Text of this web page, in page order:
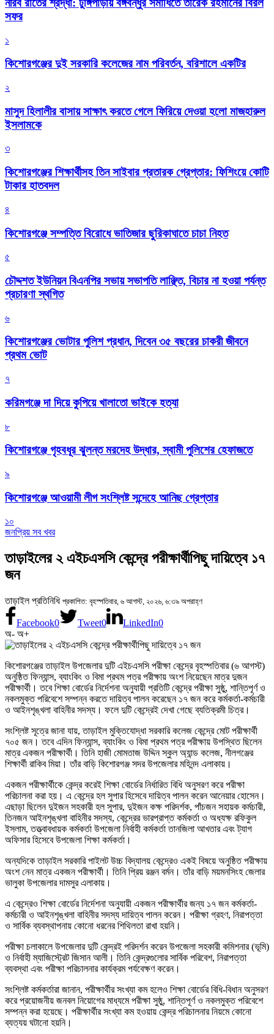
নীরব রাতের শ্রদ্ধা: টুঙ্গিপাড়ায় বঙ্গবন্ধুর সমাধিতে তারেক রহমানের বিরল
সফর
১
কিশোরগঞ্জের দুই সরকারি কলেজের নাম পরিবর্তন, বরিশালে একটির
২
মাসুদ হিলালীর বাসায় সাক্ষাৎ করতে গেলে ফিরিয়ে দেওয়া হলো মাজহারুল
ইসলামকে
৩
কিশোরগঞ্জের শিক্ষার্থীসহ তিন সাইবার প্রতারক গ্রেপ্তার: ফিশিংয়ে কোটি
টাকার হাতবদল
৪
কিশোরগঞ্জে সম্পত্তি বিরোধে ভাতিজার ছুরিকাঘাতে চাচা নিহত
৫
চৌদ্দশত ইউনিয়ন বিএনপির সভায় সভাপতি লাঞ্ছিত, বিচার না হওয়া পর্যন্ত
প্রচারণা স্থগিত
৬
কিশোরগঞ্জের ভোটার পুলিশ প্রধান, দিবেন ৩৫ বছরের চাকরী জীবনে
প্রথম ভোট
৭
করিমগঞ্জে দা দিয়ে কুপিয়ে খালাতো ভাইকে হত্যা
৮
কিশোরগঞ্জে গৃহবধূর ঝুলন্ত মরদেহ উদ্ধার, স্বামী পুলিশের হেফাজতে
৯
কিশোরগঞ্জে আওয়ামী লীগ সংশ্লিষ্ট সন্দেহে আনিছ গ্রেপ্তার
১০
জনপ্রিয় সব খবর
তাড়াইলের ২ এইচএসসি কেন্দ্রে পরীক্ষার্থীপিছু দায়িত্বে ১৭
জন
তাড়াইল প্রতিনিধি প্রকাশিত: বৃহস্পতিবার, ৬ আগস্ট, ২০২৬, ৬:৩৯ অপরাহ্ণ
Facebook0 Tweet0 LinkedIn0
অ- অ+
কিশোরগঞ্জের তাড়াইল উপজেলার দুটি এইচএসসি পরীক্ষা কেন্দ্রে বৃহস্পতিবার (৬ আগস্ট)
অনুষ্ঠিত ফিন্যান্স, ব্যাংকিং ও বিমা প্রথম পত্র পরীক্ষায় অংশ নিয়েছেন মাত্র দুজন
পরীক্ষার্থী। তবে শিক্ষা বোর্ডের নির্দেশনা অনুযায়ী প্রতিটি কেন্দ্রে পরীক্ষা সুষ্ঠু, শান্তিপূর্ণ ও
নকলমুক্ত পরিবেশে সম্পন্ন করতে দায়িত্ব পালন করেছেন ১৭ জন করে কর্মকর্তা-কর্মচারী
ও আইনশৃঙ্খলা বাহিনীর সদস্য। ফলে দুটি কেন্দ্রেই দেখা গেছে ব্যতিক্রমী চিত্র।
সংশ্লিষ্ট সূত্রে জানা যায়, তাড়াইল মুক্তিযোদ্ধা সরকারি কলেজ কেন্দ্রে মোট পরীক্ষার্থী
৭০৫ জন। তবে এদিন ফিন্যান্স, ব্যাংকিং ও বিমা প্রথম পত্র পরীক্ষায় উপস্থিত ছিলেন
মাত্র একজন পরীক্ষার্থী। তিনি হাজী মোমতাজ উদ্দিন স্কুল অ্যান্ড কলেজ, নীলগঞ্জের
শিক্ষার্থী রাকিব মিয়া। তাঁর বাড়ি কিশোরগঞ্জ সদর উপজেলার মহিনন্দ এলাকায়।
একজন পরীক্ষার্থীকে কেন্দ্র করেই শিক্ষা বোর্ডের নির্ধারিত বিধি অনুসরণ করে পরীক্ষা
পরিচালনা করা হয়। এ কেন্দ্রে হল সুপার হিসেবে দায়িত্ব পালন করেন আনেয়ার হোসেন।
এছাড়া ছিলেন দুইজন সহকারী হল সুপার, দুইজন কক্ষ পরিদর্শক, পাঁচজন সহায়ক কর্মচারী,
তিনজন আইনশৃঙ্খলা বাহিনীর সদস্য, কেন্দ্রের ভারপ্রাপ্ত কর্মকর্তা ও অধ্যক্ষ রফিকুল
ইসলাম, তত্ত্বাবধায়ক কর্মকর্তা উপজেলা নির্বাহী কর্মকর্তা তানজিলা আখতার এবং ট্যাগ
অফিসার হিসেবে উপজেলা শিক্ষা কর্মকর্তা।
অন্যদিকে তাড়াইল সরকারি পাইলট উচ্চ বিদ্যালয় কেন্দ্রেও একই বিষয়ে অনুষ্ঠিত পরীক্ষায়
অংশ নেন মাত্র একজন পরীক্ষার্থী। তিনি প্রিয় রঞ্জন বর্মন। তাঁর বাড়ি ময়মনসিংহ জেলার
ভালুকা উপজেলার দামসুর এলাকায়।
এ কেন্দ্রেও শিক্ষা বোর্ডের নির্দেশনা অনুযায়ী একজন পরীক্ষার্থীর জন্য ১৭ জন কর্মকর্তা-
কর্মচারী ও আইনশৃঙ্খলা বাহিনীর সদস্য দায়িত্ব পালন করেন। পরীক্ষা গ্রহণ, নিরাপত্তা
ও সার্বিক ব্যবস্থাপনায় কোনো ধরনের শিথিলতা রাখা হয়নি।
পরীক্ষা চলাকালে উপজেলার দুটি কেন্দ্রই পরিদর্শন করেন উপজেলা সহকারী কমিশনার (ভূমি)
ও নির্বাহী ম্যাজিস্ট্রেট জিসান আলী। তিনি কেন্দ্রগুলোর সার্বিক পরিবেশ, নিরাপত্তা
ব্যবস্থা এবং পরীক্ষা পরিচালনার কার্যক্রম পর্যবেক্ষণ করেন।
সংশ্লিষ্ট কর্মকর্তারা জানান, পরীক্ষার্থীর সংখ্যা কম হলেও শিক্ষা বোর্ডের বিধি-বিধান অনুসরণ
করে প্রয়োজনীয় জনবল নিয়োগের মাধ্যমে পরীক্ষা সুষ্ঠু, শান্তিপূর্ণ ও নকলমুক্ত পরিবেশে
সম্পন্ন করা হয়েছে। পরীক্ষার্থীর সংখ্যা কম হওয়ায় কেন্দ্র পরিচালনার নিয়মে কোনো
ব্যত্যয় ঘটানো হয়নি।